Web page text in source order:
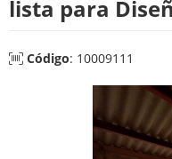
lista para
Código: 10009111